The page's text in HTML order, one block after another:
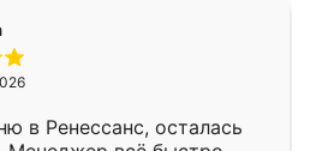
в Ренессанс, осталась